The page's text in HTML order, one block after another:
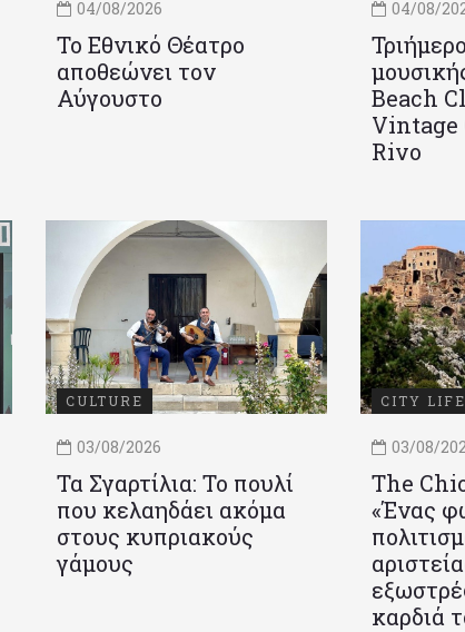
04/08/2026
Το Εθνικό Θέατρο
αποθεώνει τον
Αύγουστο
04/08/
Beach
Vintage
Rivo
CULTURE
03/08/2026
Τα Σγαρτίλια: Το πουλί
που κελαηδάει ακόμα
στους κυπριακούς
γάμους
CITY LIFE
03/08/
Τhe
«Ένας
καρδιά